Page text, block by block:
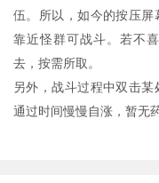
伍。所以，如今的按压
靠近怪群可战斗。若不
去，按需所取。
另外，战斗过程中双击
通过时间慢慢自涨，暂无